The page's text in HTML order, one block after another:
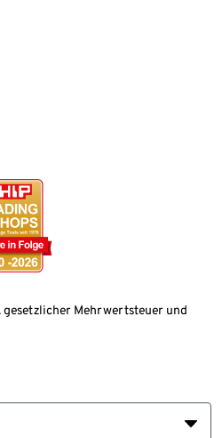
gesetzlicher Mehrwertsteuer und